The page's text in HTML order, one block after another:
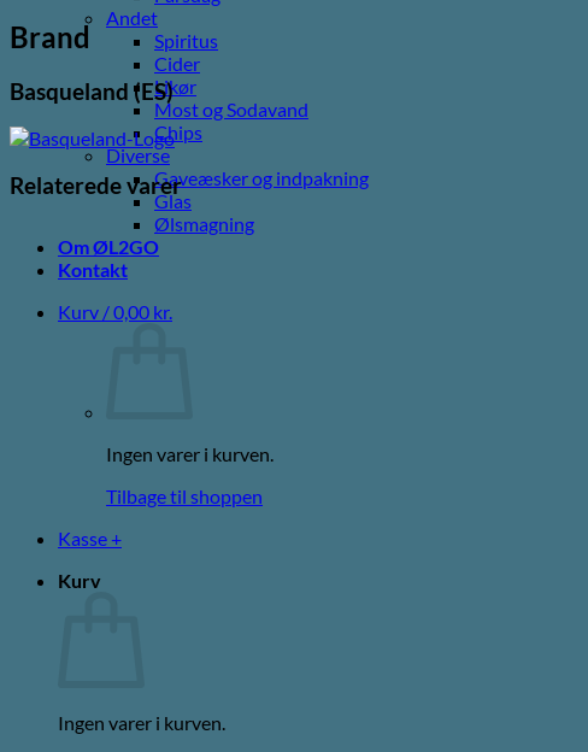
Andet
Spiritus
Cider
Likør
Most og Sodavand
Chips
Diverse
Gaveæsker og indpakning
Glas
Ølsmagning
Om ØL2GO
Kontakt
Kurv /0,00 kr.
Ingen varer i kurven.
Tilbage til shoppen
Kasse +
Kurv
Ingen varer i kurven.
Brand
Basqueland (ES)
Relaterede varer